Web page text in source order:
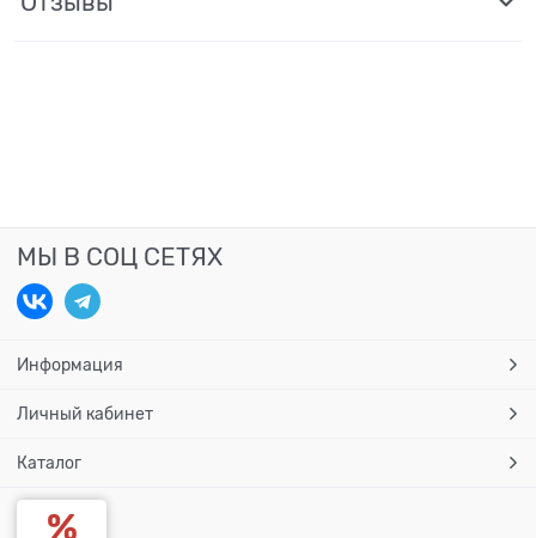
МЫ В СОЦ СЕТЯХ
Информация
Личный кабинет
Каталог